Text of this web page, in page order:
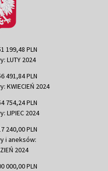
199,48 PLN
LUTY 2024
491,84 PLN
KWIECIEŃ 2024
754,24 PLN
LIPIEC 2024
240,00 PLN
i aneksów:
2024
000,00 PLN